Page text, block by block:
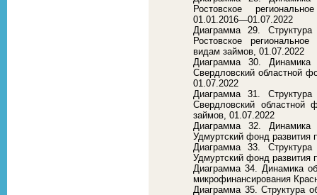
Ростовское
01.01.2016—01.07.2022
Диаграмма 29.
Ростовское
видам займов, 01.07.2022
Диаграмма 30.
Свердловский областной
01.07.2022
Диаграмма 31.
Свердловский областной
займов, 01.07.2022
Диаграмма 32.
Удмуртский фонд развития
Диаграмма 33.
Удмуртский фонд развития
Диаграмма 34. Динамика
микрофинансирования
Диаграмма 35. Структура